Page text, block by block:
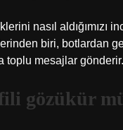
nasıl aldığımızı
biri, botlardan
toplu mesajlar gönderir.
gözükür